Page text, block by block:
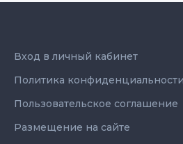
Вход в личный кабинет
Политика конфиденциальности
Пользовательское соглашение
Размещение на сайте